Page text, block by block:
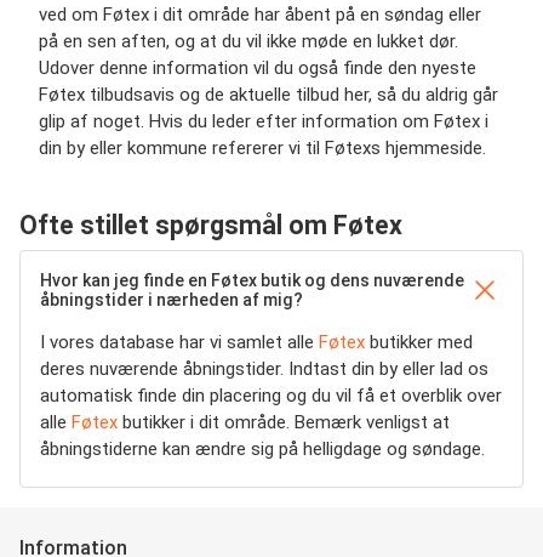
ved om Føtex i dit område har åbent på en søndag eller
på en sen aften, og at du vil ikke møde en lukket dør.
Udover denne information vil du også finde den nyeste
Føtex tilbudsavis og de aktuelle tilbud her, så du aldrig går
glip af noget. Hvis du leder efter information om Føtex i
din by eller kommune refererer vi til Føtexs hjemmeside.
Ofte stillet spørgsmål om Føtex
Hvor kan jeg finde en Føtex butik og dens nuværende
åbningstider i nærheden af mig?
I vores database har vi samlet alle Føtex butikker med
deres nuværende åbningstider. Indtast din by eller lad os
automatisk finde din placering og du vil få et overblik over
alle Føtex butikker i dit område. Bemærk venligst at
åbningstiderne kan ændre sig på helligdage og søndage.
Information